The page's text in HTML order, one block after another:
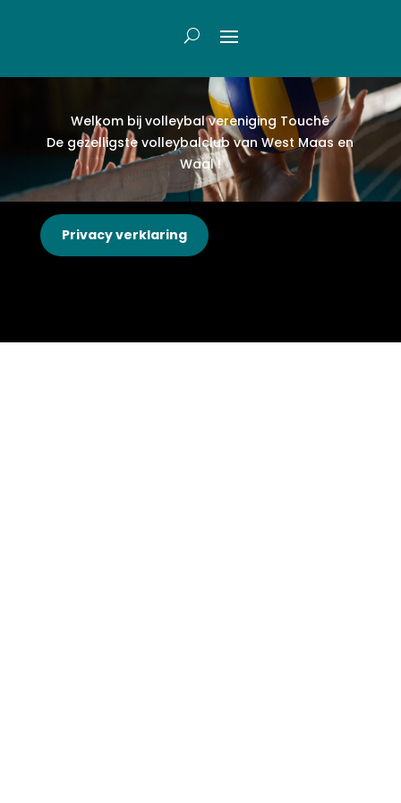
Welkom bij volleybal vereniging Touché
De gezelligste volleybalclub van West Maas en
Waal !
Privacy verklaring